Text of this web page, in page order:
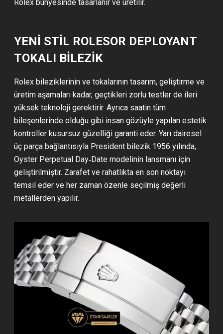
Rolex bünyesinde tasarlanır ve üretilir.
YENİ STİL ROLESOR DEPLOYANT
TOKALI BİLEZİK
Rolex bileziklerinin ve tokalarının tasarım, geliştirme ve
üretim aşamaları kadar, geçtikleri zorlu testler de ileri
yüksek teknoloji gerektirir. Ayrıca saatin tüm
bileşenlerinde olduğu gibi insan gözüyle yapılan estetik
kontroller kusursuz güzelliği garanti eder. Yarı dairesel
üç parça bağlantısıyla President bilezik 1956 yılında,
Oyster Perpetual Day‑Date modelinin lansmanı için
geliştirilmiştir. Zarafet ve rahatlıkta en son noktayı
temsil eder ve her zaman özenle seçilmiş değerli
metallerden yapılır.